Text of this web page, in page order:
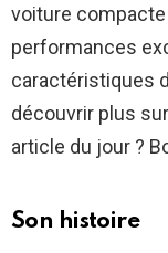
voiture
performances
caractéristiques
découvrir plus
article du jour ?
Son histoire